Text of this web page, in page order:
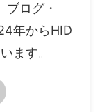
ログ・
年からHID
ます。